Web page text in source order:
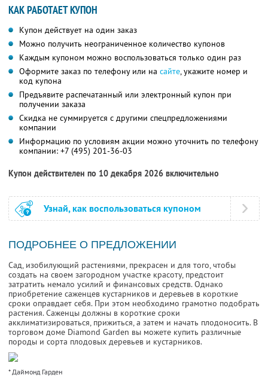
КАК РАБОТАЕТ КУПОН
Купон действует на один заказ
Можно получить неограниченное количество купонов
Каждым купоном можно воспользоваться только один раз
Оформите заказ по телефону или на сайте, укажите номер и
код купона
Предъявите распечатанный или электронный купон при
получении заказа
Скидка не суммируется с другими спецпредложениями
компании
Информацию по условиям акции можно уточнить по телефону
компании: +7 (495) 201-36-03
Купон действителен по 10 декабря 2026 включительно
Узнай, как воспользоваться купоном
ПОДРОБНЕЕ О ПРЕДЛОЖЕНИИ
Сад, изобилующий растениями, прекрасен и для того, чтобы
создать на своем загородном участке красоту, предстоит
затратить немало усилий и финансовых средств. Однако
приобретение саженцев кустарников и деревьев в короткие
сроки оправдает себя. При этом необходимо грамотно подобрать
растения. Саженцы должны в короткие сроки
акклиматизироваться, прижиться, а затем и начать плодоносить. В
торговом доме Diamond Garden вы можете купить различные
породы и сорта плодовых деревьев и кустарников.
* Даймонд Гарден